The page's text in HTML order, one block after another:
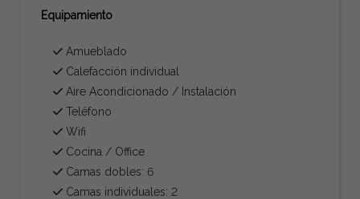
Equipamiento
Amueblado
Calefacción individual
Aire Acondicionado / Instalación
Teléfono
Wifi
Cocina / Office
Camas dobles: 6
Camas individuales: 2